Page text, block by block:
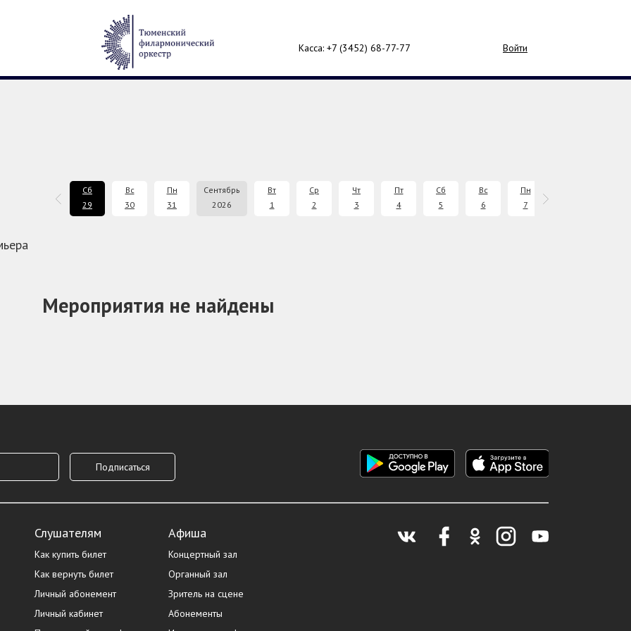
Касса: +7 (3452) 68-77-77 Войти
Сб
29
Вс
30
Пн
31
Сентябрь
2026
Вт
1
Ср
2
Чт
3
Пт
4
Сб
5
Вс
6
Пн
7
Мероприятия не найдены
Слушателям
Как купить билет
Как вернуть билет
Личный абонемент
Личный кабинет
Афиша
Концертный зал
Органный зал
Зритель на сцене
Абонементы